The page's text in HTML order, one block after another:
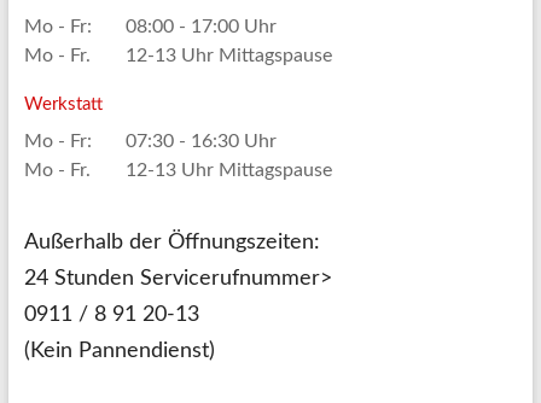
Mo - Fr:
08:00 - 17:00 Uhr
Mo - Fr.
12-13 Uhr Mittagspause
Werkstatt
Mo - Fr:
07:30 - 16:30 Uhr
Mo - Fr.
12-13 Uhr Mittagspause
Außerhalb der Öffnungszeiten:
24 Stunden Servicerufnummer>
0911 / 8 91 20-13
(Kein Pannendienst)